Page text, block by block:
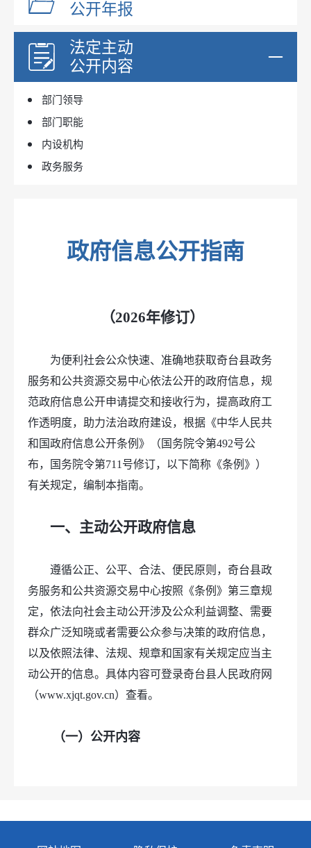
公开年报
法定主动
公开内容
部门领导
部门职能
内设机构
政务服务
政府信息公开指南
（2026年修订）
为便利社会公众快速、准确地获取奇台县政务
服务和公共资源交易中心依法公开的政府信息，规
范政府信息公开申请提交和接收行为，提高政府工
作透明度，助力法治政府建设，根据《中华人民共
和国政府信息公开条例》（国务院令第492号公
布，国务院令第711号修订，以下简称《条例》）
有关规定，编制本指南。
一、主动公开政府信息
遵循公正、公平、合法、便民原则，奇台县政
务服务和公共资源交易中心按照《条例》第三章规
定，依法向社会主动公开涉及公众利益调整、需要
群众广泛知晓或者需要公众参与决策的政府信息，
以及依照法律、法规、规章和国家有关规定应当主
动公开的信息。具体内容可登录奇台县人民政府网
（www.xjqt.gov.cn）查看。
（一）公开内容
2.奇台县政务服务和公共资源交易中心主要职
能、办公时间、办公地点；